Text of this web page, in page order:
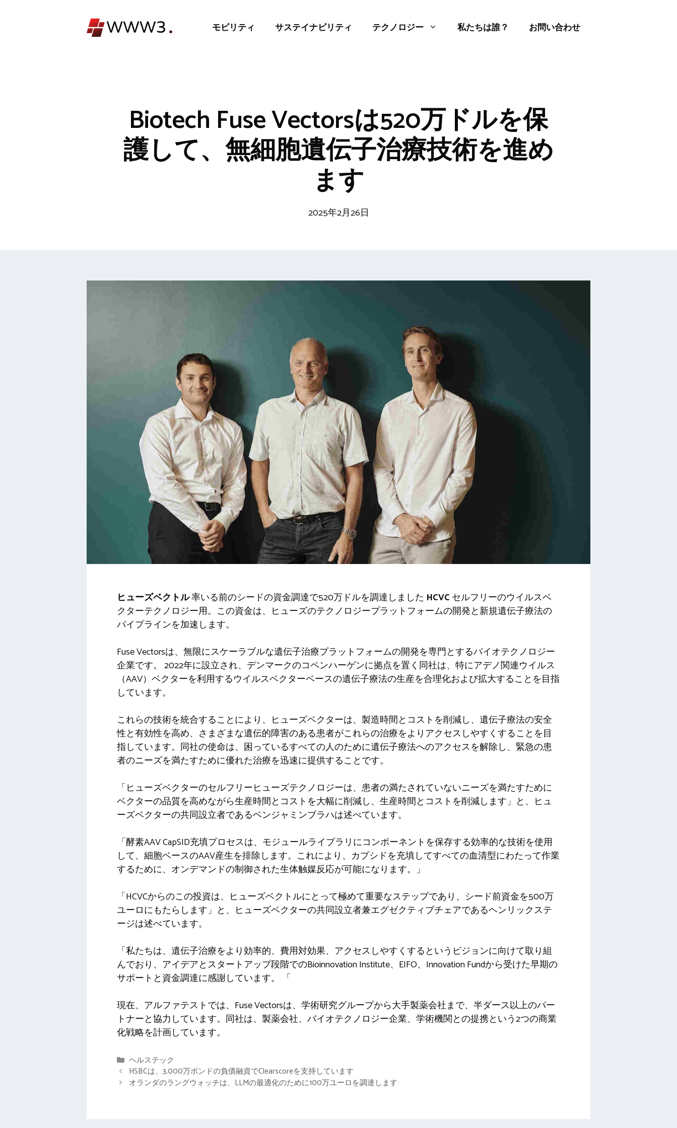
モビリティ サステイナビリティ テクノロジー 私たちは誰？ お問い合わせ
Biotech Fuse Vectorsは520万ドルを保
護して、無細胞遺伝子治療技術を進め
ます
2025年2月26日
ヒューズベクトル率いる前のシードの資金調達で520万ドルを調達しました HCVC セルフリーのウイルスベ
クターテクノロジー用。この資金は、ヒューズのテクノロジープラットフォームの開発と新規遺伝子療法の
パイプラインを加速します。
Fuse Vectorsは、無限にスケーラブルな遺伝子治療プラットフォームの開発を専門とするバイオテクノロジー
企業です。 2022年に設立され、デンマークのコペンハーゲンに拠点を置く同社は、特にアデノ関連ウイルス
（AAV）ベクターを利用するウイルスベクターベースの遺伝子療法の生産を合理化および拡大することを目指
しています。
これらの技術を統合することにより、ヒューズベクターは、製造時間とコストを削減し、遺伝子療法の安全
性と有効性を高め、さまざまな遺伝的障害のある患者がこれらの治療をよりアクセスしやすくすることを目
指しています。同社の使命は、困っているすべての人のために遺伝子療法へのアクセスを解除し、緊急の患
者のニーズを満たすために優れた治療を迅速に提供することです。
「ヒューズベクターのセルフリーヒューズテクノロジーは、患者の満たされていないニーズを満たすために
ベクターの品質を高めながら生産時間とコストを大幅に削減し、生産時間とコストを削減します」と、ヒュ
ーズベクターの共同設立者であるベンジャミンブラハは述べています。
「酵素AAV CapSID充填プロセスは、モジュールライブラリにコンポーネントを保存する効率的な技術を使用
して、細胞ベースのAAV産生を排除します。これにより、カプシドを充填してすべての血清型にわたって作業
するために、オンデマンドの制御された生体触媒反応が可能になります。」
「HCVCからのこの投資は、ヒューズベクトルにとって極めて重要なステップであり、シード前資金を500万
ユーロにもたらします」と、ヒューズベクターの共同設立者兼エグゼクティブチェアであるヘンリックステ
ージは述べています。
「私たちは、遺伝子治療をより効率的、費用対効果、アクセスしやすくするというビジョンに向けて取り組
んでおり、アイデアとスタートアップ段階でのBioinnovation Institute、EIFO、Innovation Fundから受けた早期の
サポートと資金調達に感謝しています。 「
現在、アルファテストでは、Fuse Vectorsは、学術研究グループから大手製薬会社まで、半ダース以上のパー
トナーと協力しています。同社は、製薬会社、バイオテクノロジー企業、学術機関との提携という2つの商業
化戦略を計画しています。
カ
テ
ゴ
ヘルステック
HSBCは、3,000万ポンドの負債融資でClearscoreを支持しています
オランダのラングウォッチは、LLMの最適化のために100万ユーロを調達します